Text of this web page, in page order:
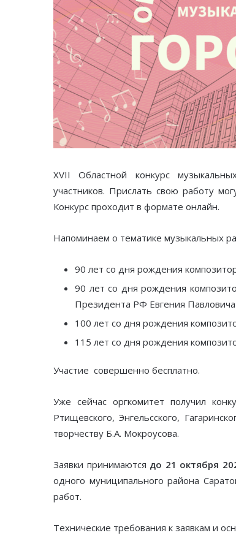
XVII Областной конкурс
участников. Прислать свою работу
Конкурс проходит в формате онлайн.
Напоминаем о тематике музыкальных
90 лет со дня рождения
90 лет со дня рождения
Президента РФ Евгения
100 лет со дня рождения
115 лет со дня рождения
Участие совершенно бесплатно.
Уже сейчас оргкомитет получил
Ртищевского, Энгельсского,
творчеству Б.А. Мокроусова.
Заявки принимаются до 21 октября
одного муниципального района
работ.
Технические требования к заявкам и